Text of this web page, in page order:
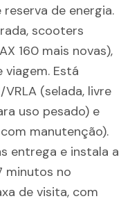
de energia.
scooters
160 mais novas),
Está
(selada, livre
uso pesado) e
manutenção).
entrega e instala a
minutos no
de visita, com